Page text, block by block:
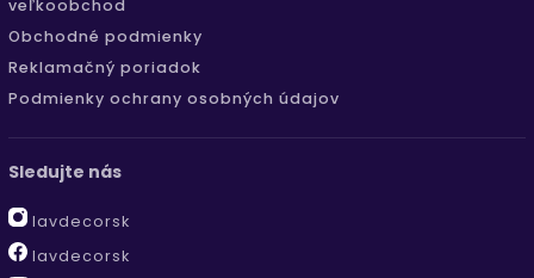
veľkoobchod
Obchodné podmienky
Reklamačný poriadok
Podmienky ochrany osobných údajov
Sledujte nás
lavdecorsk
lavdecorsk